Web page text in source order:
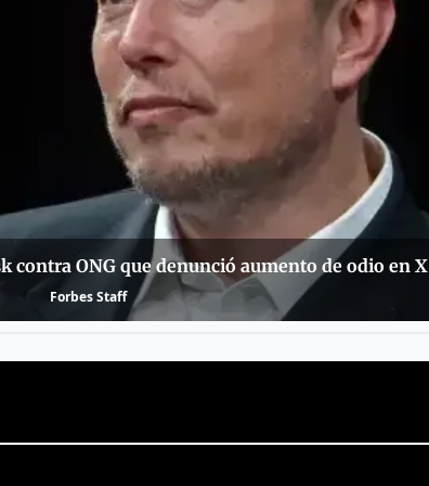
contra ONG que denunció aumento de odio en X
Forbes Staff